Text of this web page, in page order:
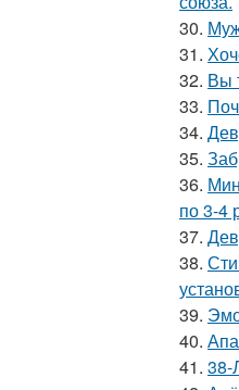
30.
31.
32. Вы
33.
34.
35.
36.
по 3-4
37.
38.
39.
40.
41. 38-